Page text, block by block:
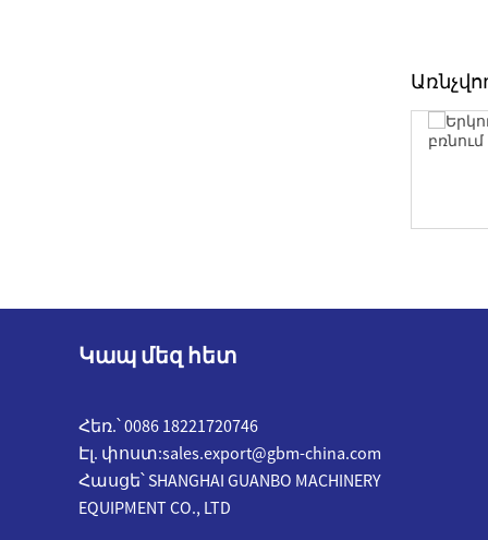
Կապ մեզ հետ
Հեռ.՝ 0086 18221720746
Էլ. փոստ:sales.export@gbm-china.com
Հասցե՝ SHANGHAI GUANBO MACHINERY
EQUIPMENT CO., LTD